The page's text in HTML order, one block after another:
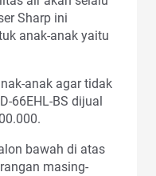
Sharp ini
anak-anak yaitu
anak agar tidak
66EHL-BS dijual
bawah di atas
masing-